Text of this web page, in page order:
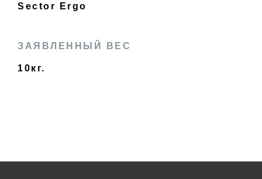
Sector Ergo
ЗАЯВЛЕННЫЙ ВЕС
10кг.